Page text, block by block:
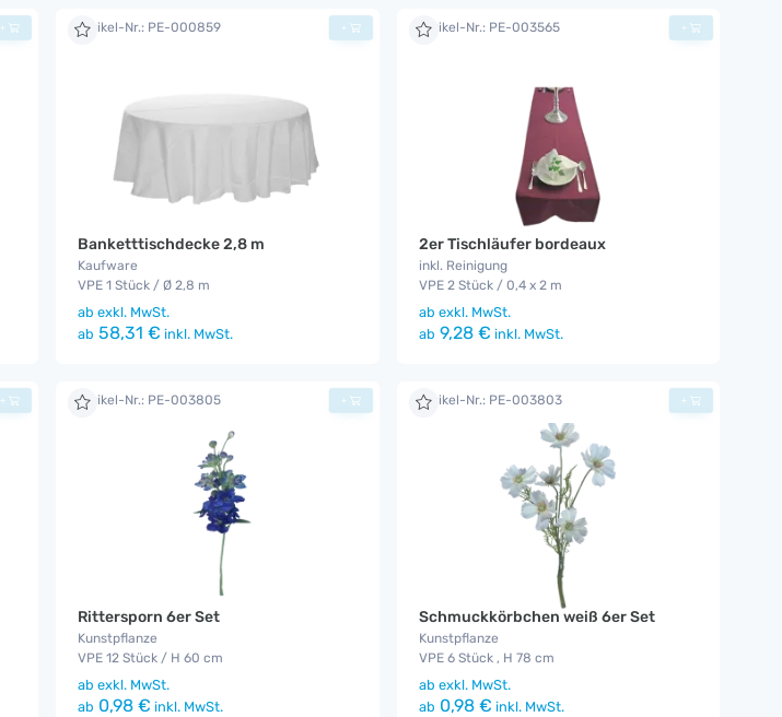
+ Artikel-Nr.: PE-000859
Banketttischdecke 2,8 m
Kaufware
VPE 1 Stück / Ø 2,8 m
ab exkl. MwSt.
ab 58,31 € inkl. MwSt.
+ Artikel-Nr.: PE-003565
2er Tischläufer bordeaux
inkl. Reinigung
VPE 2 Stück / 0,4 x 2 m
ab exkl. MwSt.
ab 9,28 € inkl. MwSt.
+
+ Artikel-Nr.: PE-003805
Rittersporn 6er Set
Kunstpflanze
VPE 12 Stück / H 60 cm
ab exkl. MwSt.
ab 0,98 € inkl. MwSt.
+ Artikel-Nr.: PE-003803
Schmuckkörbchen weiß 6er Set
Kunstpflanze
VPE 6 Stück , H 78 cm
ab exkl. MwSt.
ab 0,98 € inkl. MwSt.
+